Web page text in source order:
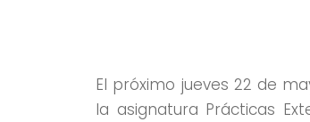
El próximo jueves 22 de
la asignatura Prácticas